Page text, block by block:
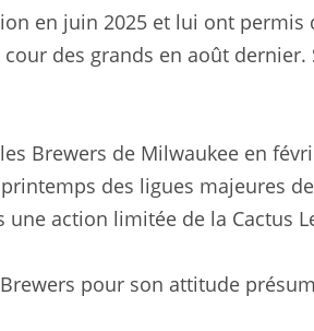
en juin 2025 et lui ont permis
des grands en août dernier.
Brewers de Milwaukee en
des ligues majeures
action limitée de la Cactus
pour son attitude